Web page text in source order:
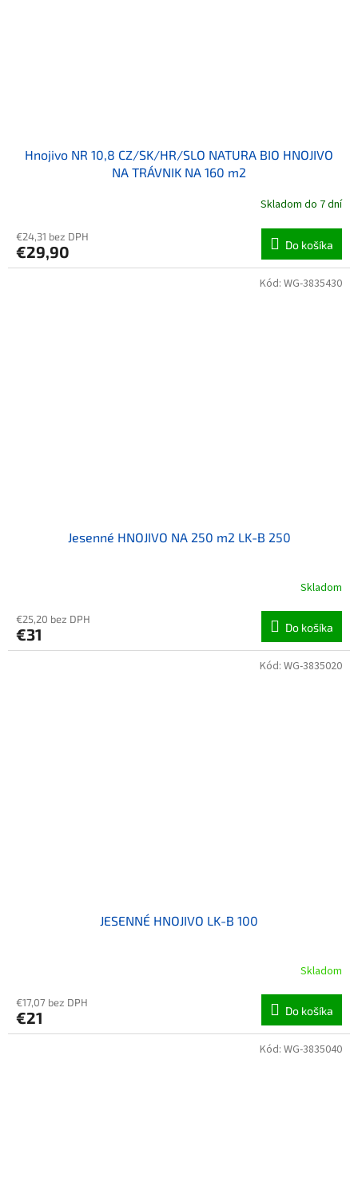
Hnojivo NR 10,8 CZ/SK/HR/SLO NATURA BIO HNOJIVO
NA TRÁVNIK NA 160 m2
Skladom do 7 dní
€24,31 bez DPH
€29,90 Do košíka
Jesenné HNOJIVO NA 250 m2 LK-B 250
Skladom
€25,20 bez DPH
€31 Do košíka
Kód: WG-3835430
JESENNÉ HNOJIVO LK-B 100
Skladom
€17,07 bez DPH
€21 Do košíka
Kód: WG-3835020
Kód: WG-3835040